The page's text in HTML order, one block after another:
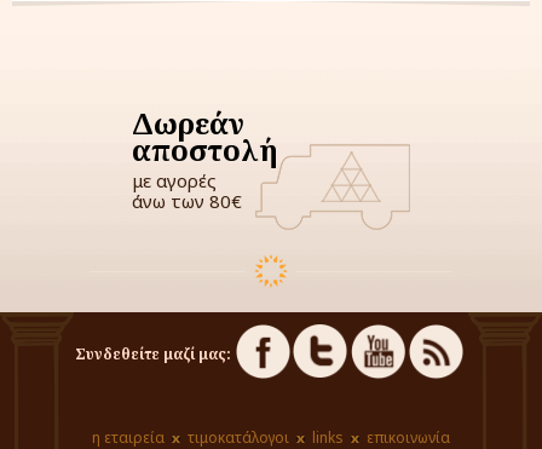
Δωρεάν
αποστολή
με αγορές
άνω των 80€
Συνδεθείτε μαζί μας:
η εταιρεία τιμοκατάλογοι links επικοινωνία